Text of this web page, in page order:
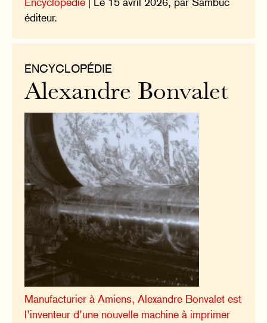
éditeur.
ENCYCLOPÉDIE
Alexandre Bonvalet
Manufacturier à Amiens, Alexandre Bonvalet est
l’inventeur d’une nouvelle machine à imprimer